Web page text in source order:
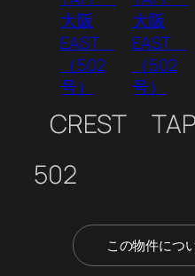
CREST
502
この物件につ